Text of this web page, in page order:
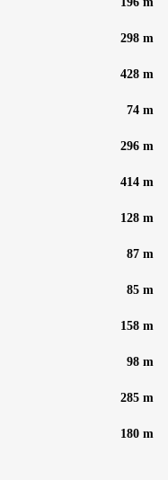
298 m
428 m
74 m
296 m
414 m
128 m
87 m
85 m
158 m
98 m
285 m
180 m